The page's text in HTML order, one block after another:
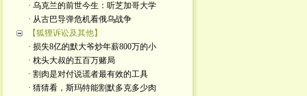
· 乌克兰的前世今生：听芝加哥大学
· 从古巴导弹危机看俄乌战争
【狐狸诉讼及其他】
· 损失8亿的默大爷炒年薪800万的小
· 枕头大叔的五百万赌局
· 割肉是对付说谎者最有效的工具
· 猜猜看，斯玛特能割默多克多少肉